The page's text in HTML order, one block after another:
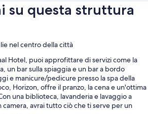
su questa struttura
nel centro della città
Hotel, puoi approfittare di servizi come la
un bar sulla spiaggia e un bar a bordo
e manicure/pedicure presso la spa della
Horizon, offre il pranzo, la cena e un'ottima
una biblioteca, lavanderia e lavaggio a
avrai tutto ciò che ti serve per un